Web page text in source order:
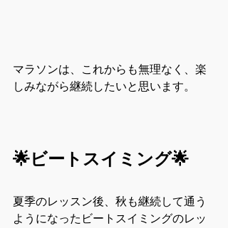
マラソンは、これからも無理なく、楽
しみながら継続したいと思います。
🌟ビートスイミング🌟
夏季のレッスン後、秋も継続して通う
ようになったビートスイミングのレッ